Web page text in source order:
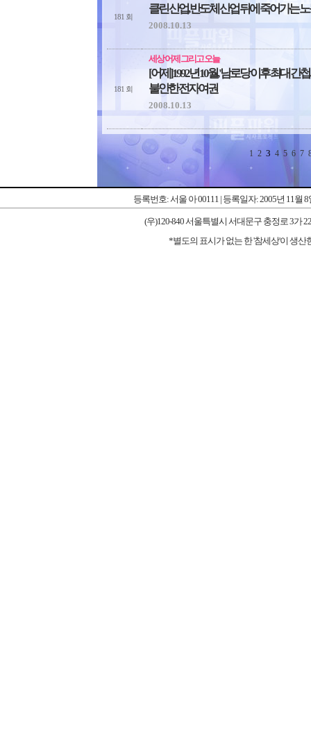
181 회
클린 산업, 반도체 산업 뒤에 죽어가는
2008.10.13
181 회
세상 어제 그리고 오늘
[어제]1992년 10월, '남로당 이후 최대 간
불안한 전자여권
2008.10.13
1 2 3 4 5 6 7
등록번호: 서울 아 00111 | 등록일자: 2005년 11월
(우)120-840 서울특별시 서대문구 충정로 3가
*별도의 표시가 없는 한 '참세상'이 생산